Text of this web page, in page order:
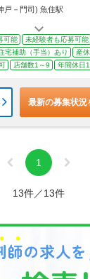
戸－門司) 魚住駅
可能
未経験者も応募可能
宅補助（手当）あり
産
店舗数1～9 年間休日
最新の募集状況
1
13件／13件